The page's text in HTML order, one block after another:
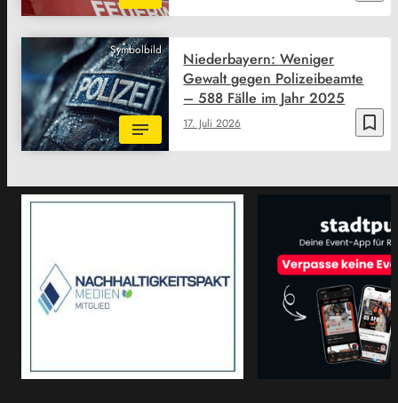
Symbolbild
bookmark_border
17. Juli 2026
Niederbayern: Weniger
Gewalt gegen Polizeibeamte
– 588 Fälle im Jahr 2025